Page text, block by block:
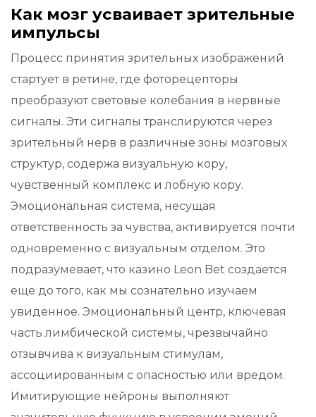
Как мозг усваивает зрительные
импульсы
Процесс принятия зрительных изображений
стартует в ретине, где фоторецепторы
преобразуют световые колебания в нервные
сигналы. Эти сигналы транслируются через
зрительный нерв в различные зоны мозговых
структур, содержа визуальную кору,
чувственный комплекс и лобную кору.
Эмоциональная система, несущая
ответственность за чувства, активируется почти
одновременно с визуальным отделом. Это
подразумевает, что казино Leon Bet создается
еще до того, как мы сознательно изучаем
увиденное. Эмоциональный центр, ключевая
часть лимбической системы, чрезвычайно
отзывчива к визуальным стимулам,
ассоциированным с опасностью или вредом.
Имитирующие нейроны выполняют